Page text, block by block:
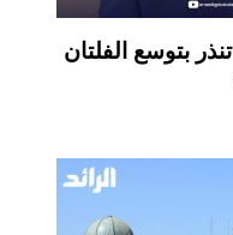
بتوسع الفلتان